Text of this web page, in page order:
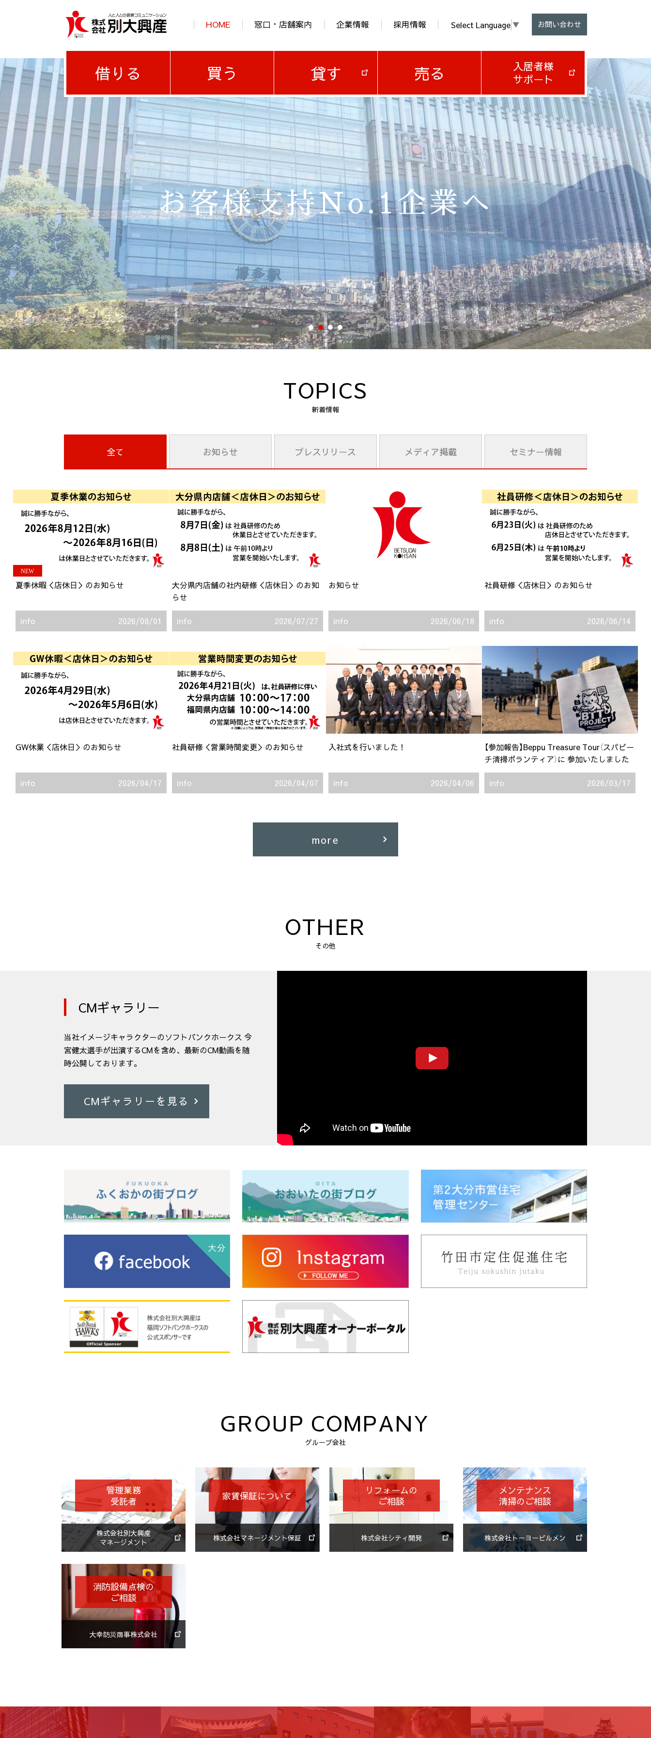
HOME 窓口・店舗案内 企業情報 採用情報 Select Language ▼ お問い合わせ
お客様支持No.1企業へ
借りる 買う 貸す 売る
入居者様
サポート
TOPICS
新着情報
全て お知らせ プレス リリース メディア掲載 セミナー情報
NEW
夏季休暇＜店休日＞のお知らせ
info 2026/08/01
大分県内店舗の社内研修＜店休日＞のお知
らせ
info 2026/07/27
お知らせ
info 2026/06/18
社員研修＜店休日＞のお知らせ
info 2026/06/14
GW休業＜店休日＞のお知らせ
info 2026/04/17
社員研修＜営業時間変更＞のお知らせ
info 2026/04/07
入社式を行いました！
info 2026/04/06
【参加報告】Beppu Treasure Tour（スパビー
チ清掃ボランティア）に 参加いたしました
info 2026/03/17
more
OTHER
その他
CMギャラリー
当社イメージキャラクターのソフトバンクホークス 今
宮健太選手が出演するCMを含め、最新のCM動画を随
時公開しております。
CMギャラリーを見る
GROUP COMPANY
グループ会社
管理業務
受託者
株式会社別大興産
マネージメント
家賃保証について
株式会社マネージメント保証
リフォームの
ご相談
株式会社シティ開発
メンテナンス
清掃のご相談
株式会社トーヨービルメン
消防設備点検の
ご相談
大幸防災商事株式会社